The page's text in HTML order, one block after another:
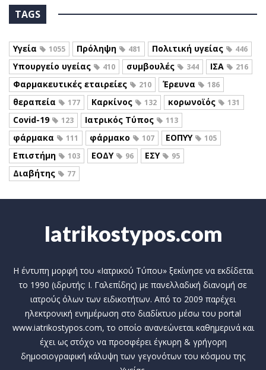
TAGS
Υγεία 1055 Πρόληψη 481 Πολιτική υγείας 446
Υπουργείο υγείας 410 συμβουλές 344 ΙΣΑ 216
Φαρμακευτικές εταιρείες 210 Έρευνα 186
θεραπεία 177 Καρκίνος 132 κορωνοϊός 131
Covid-19 123 Ιατρικός Τύπος 113
φάρμακα 111 φάρμακο 107 ΕΟΠΥΥ 105
Επιστήμη 103 ΕΟΔΥ 96 ΕΣΥ 95
Διαβήτης 77
Iatrikostypos.com
Η έντυπη μορφή του «Ιατρικού Τύπου» ξεκίνησε να εκδίδεται
το 1990 (ιδρυτής: Ι. Γαλεπίδης) με πανελλαδική διανομή σε
ιατρούς όλων των ειδικοτήτων. Από το 2009 παρέχει
ηλεκτρονική ενημέρωση στο διαδίκτυο μέσω του portal
www.iatrikostypos.com, το οποίο ανανεώνεται καθημερινά και
έχει ως στόχο να προσφέρει έγκυρη & γρήγορη
δημοσιογραφική κάλυψη των γεγονότων του κόσμου της